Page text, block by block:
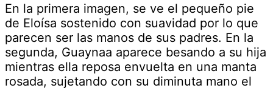
En la primera imagen, se ve el pequeño pie
de Eloísa sostenido con suavidad por lo que
parecen ser las manos de sus padres. En la
segunda, Guaynaa aparece besando a su hija
mientras ella reposa envuelta en una manta
rosada, sujetando con su diminuta mano el